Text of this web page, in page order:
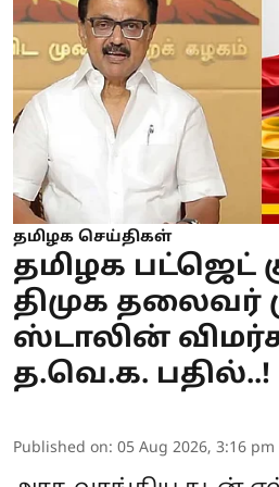
தமிழக செய்திகள்
தமிழக பட்ஜெட்
திமுக தலைவர்
ஸ்டாலின்
த.வெ.க. பதில்..!
Published on: 05 Aug 2026, 3:16 pm